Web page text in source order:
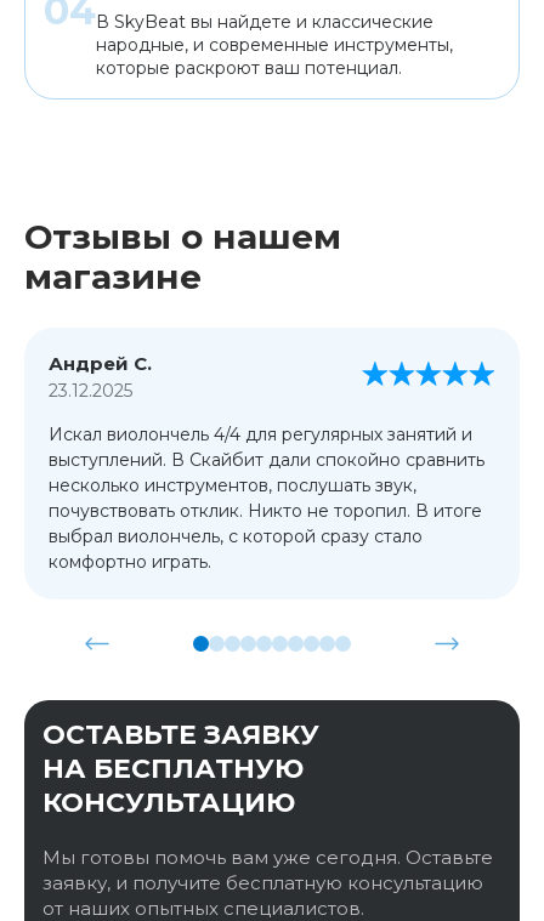
В SkyBeat вы найдете и классические
народные, и современные инструменты,
которые раскроют ваш потенциал.
Отзывы о нашем
магазине
Андрей С.
23.12.2025
Искал виолончель 4/4 для регулярных занятий и
выступлений. В Скайбит дали спокойно сравнить
несколько инструментов, послушать звук,
почувствовать отклик. Никто не торопил. В итоге
выбрал виолончель, с которой сразу стало
комфортно играть.
ОСТАВЬТЕ ЗАЯВКУ
НА БЕСПЛАТНУЮ
КОНСУЛЬТАЦИЮ
Мы готовы помочь вам уже сегодня. Оставьте
заявку, и получите бесплатную консультацию
от наших опытных специалистов.